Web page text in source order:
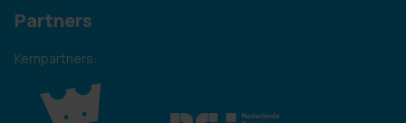
Partners
Kernpartners: